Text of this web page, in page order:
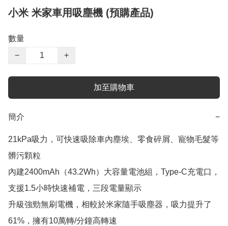
小米 米家車用吸塵機 (預購產品)
數量
−
+
加至購物車
簡介 −
21kPa吸力，可快速吸除車內塵埃、零食碎屑、寵物毛髮等
髒污顆粒
內建2400mAh（43.2Wh）大容量電池組，Type-C充電口，
支援1.5小時快速補電，三段電量顯示
升級強勁無刷電機，相較於米家隨手吸塵器，吸力提升了
61%，擁有10萬轉/分鐘高轉速